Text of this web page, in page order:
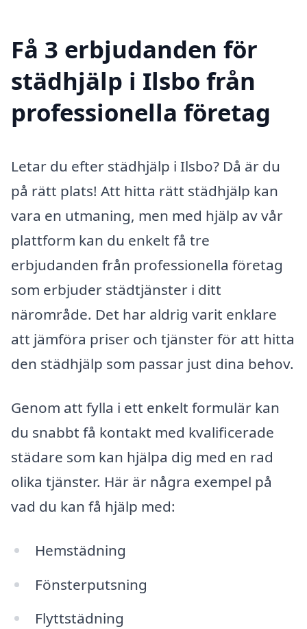
Få 3 erbjudanden för
städhjälp i Ilsbo från
professionella företag
Letar du efter städhjälp i Ilsbo? Då är du
på rätt plats! Att hitta rätt städhjälp kan
vara en utmaning, men med hjälp av vår
plattform kan du enkelt få tre
erbjudanden från professionella företag
som erbjuder städtjänster i ditt
närområde. Det har aldrig varit enklare
att jämföra priser och tjänster för att hitta
den städhjälp som passar just dina behov.
Genom att fylla i ett enkelt formulär kan
du snabbt få kontakt med kvalificerade
städare som kan hjälpa dig med en rad
olika tjänster. Här är några exempel på
vad du kan få hjälp med:
Hemstädning
Fönsterputsning
Flyttstädning